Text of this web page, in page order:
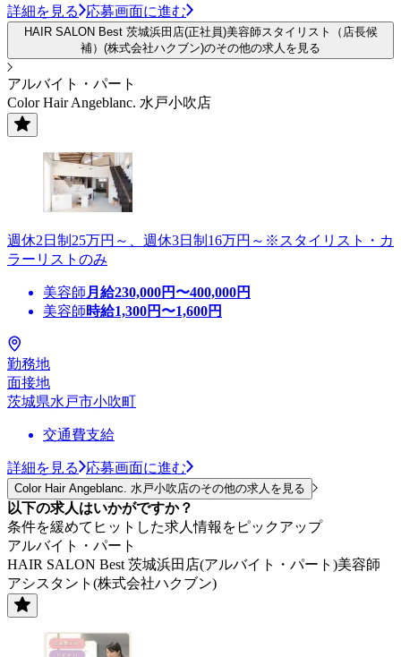
詳細を見る 応募画面に進む
HAIR SALON Best 茨城浜田店(正社員)美容師スタイリスト（店長候
補）(株式会社ハクブン)のその他の求人を見る
アルバイト・パート
Color Hair Angeblanc. 水戸小吹店
週休2日制25万円～、週休3日制16万円～※スタイリスト・カ
ラーリストのみ
美容師 月給230,000円〜400,000円
美容師時給1,300円〜1,600円
勤務地
面接地
茨城県水戸市小吹町
交通費支給
詳細を見る 応募画面に進む
Color Hair Angeblanc. 水戸小吹店のその他の求人を見る
以下の求人はいかがですか？
条件を緩めてヒットした求人情報をピックアップ
アルバイト・パート
HAIR SALON Best 茨城浜田店(アルバイト・パート)美容師
アシスタント(株式会社ハクブン)